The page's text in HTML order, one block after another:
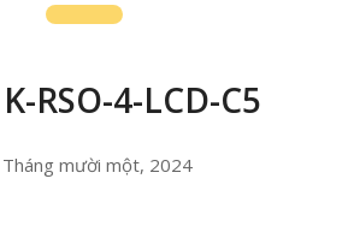
RSO-4-LCD-C5
mười một, 2024